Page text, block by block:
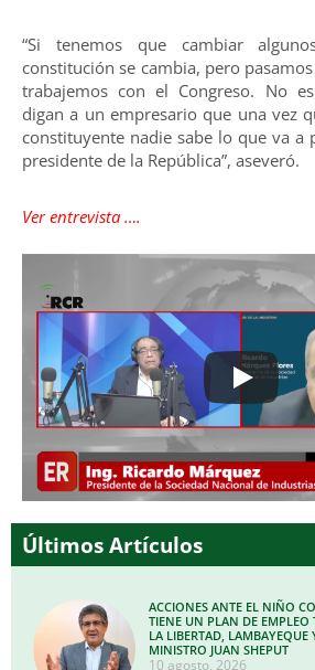
“Si tenemos que cambiar
constitución se cambia, pero
trabajemos con el Congreso. No
digan a un empresario que una vez
constituyente nadie sabe lo que va a
presidente de la República”, aseveró.
Ver entrevista ….
Últimos Artículos
ACCIONES ANTE EL NIÑO
TIENE UN PLAN DE EMPLEO
LA LIBERTAD, LAMBAYEQUE
MINISTRO JUAN SHEPUT
10 agosto, 2026